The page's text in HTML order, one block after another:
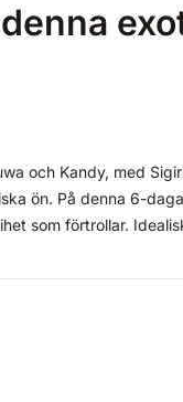
och Kandy, med
ön. På denna 6-
som förtrollar.